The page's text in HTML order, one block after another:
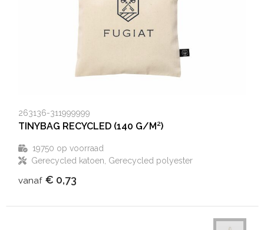
263136-311999999
TINYBAG RECYCLED (140 G/M²)
19750 op voorraad
Gerecycled katoen, Gerecycled polyester
vanaf € 0,73